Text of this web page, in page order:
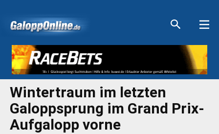
Wintertraum im letzten
Galoppsprung im Grand Prix-
Aufgalopp vorne